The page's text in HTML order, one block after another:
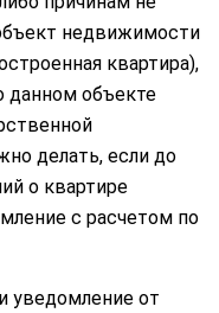
недвижимости
квартира),
данном объекте
делать, если до
о квартире
с расчетом по
уведомление от